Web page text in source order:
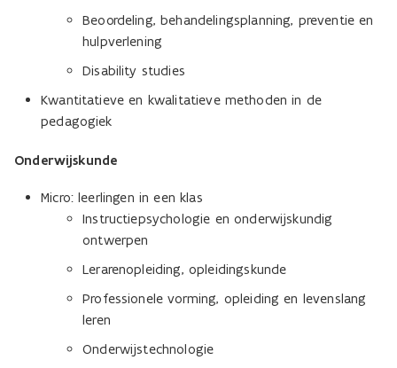
Beoordeling, behandelingsplanning, preventie en
hulpverlening
Disability studies
Kwantitatieve en kwalitatieve methoden in de
pedagogiek
Onderwijskunde
Micro: leerlingen in een klas
Instructiepsychologie en onderwijskundig
ontwerpen
Lerarenopleiding, opleidingskunde
Professionele vorming, opleiding en levenslang
leren
Onderwijstechnologie